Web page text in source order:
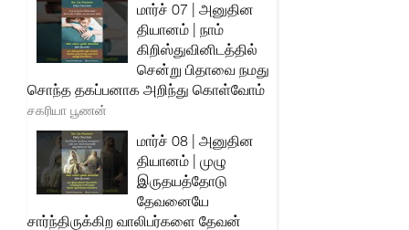
மார்ச் 07 | அனுதின
தியானம் | நாம்
கிறிஸ்துவினிடத்தில்
சென்று பிதாவை நமது
சொந்த தகப்பனாக அறிந்து கொள்வோம்
சகரியா பூணன்
மார்ச் 08 | அனுதின
தியானம் | முழு
இருதயத்தோடு
தேவனையே
சார்ந்திருக்கிற வாலிபர்களை தேவன்